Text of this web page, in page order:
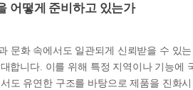
어떻게 준비하고 있는가
문화 속에서도 일관되게 신뢰받을 수 있는
합니다. 이를 위해 특정 지역이나 기능에
도 유연한 구조를 바탕으로 제품을 진화시